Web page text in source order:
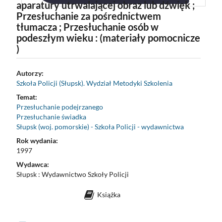
aparatury utrwalającej obraz lub dźwięk ;
Przesłuchanie za pośrednictwem
tłumacza ; Przesłuchanie osób w
podeszłym wieku : (materiały pomocnicze
)
Autorzy:
Szkoła Policji (Słupsk). Wydział Metodyki Szkolenia
Temat:
Przesłuchanie podejrzanego
Przesłuchanie świadka
Słupsk (woj. pomorskie) - Szkoła Policji - wydawnictwa
Rok wydania:
1997
Wydawca:
Słupsk : Wydawnictwo Szkoły Policji
Książka